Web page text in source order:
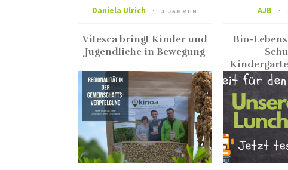
Daniela Ulrich 3 JAHREN
Vitesca bringt Kinder und
Jugendliche in Bewegung
AJB
Bio-